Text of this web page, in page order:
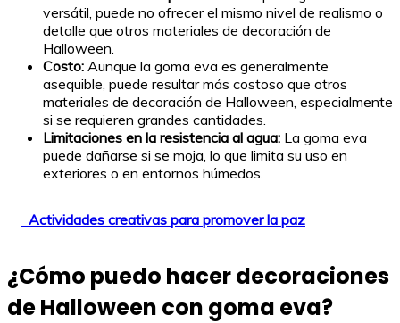
versátil, puede no ofrecer el mismo nivel de realismo o
detalle que otros materiales de decoración de
Halloween.
Costo: Aunque la goma eva es generalmente
asequible, puede resultar más costoso que otros
materiales de decoración de Halloween, especialmente
si se requieren grandes cantidades.
Limitaciones en la resistencia al agua: La goma eva
puede dañarse si se moja, lo que limita su uso en
exteriores o en entornos húmedos.
Actividades creativas para promover la paz
¿Cómo puedo hacer decoraciones
de Halloween con goma eva?